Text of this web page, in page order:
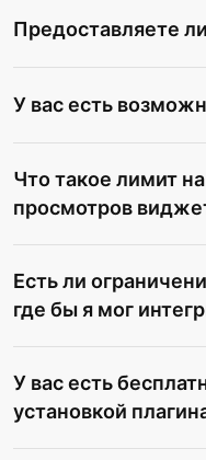
Предоставляете
У вас есть
Что такое лимит
просмотров
Есть ли
где бы я мог
У вас есть
установкой